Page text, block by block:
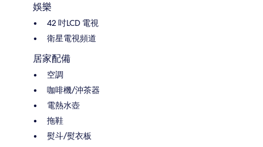
娛樂
42 吋LCD 電視
衛星電視頻道
居家配備
空調
咖啡機/沖茶器
電熱水壺
拖鞋
熨斗/熨衣板